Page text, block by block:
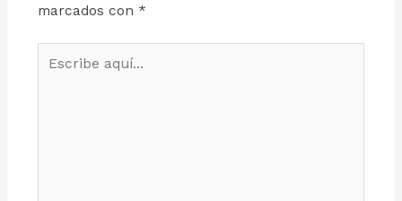
marcados con *